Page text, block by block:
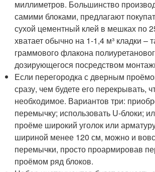
миллиметров. Большинство
самими блоками, предлагают
сухой цементный клей в мешках по
хватает обычно на 1-1,4 м³ кладки –
граммового флакона
дозирующегося посредством
Если перегородка с дверным
сразу, чем будете его перекрывать,
необходимое. Вариантов три:
перемычку; использовать U-блоки;
проёме широкий уголок или
шириной менее 120 см, можно и
перемычки, просто проармировав
проёмом ряд блоков.